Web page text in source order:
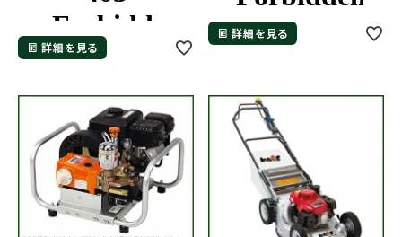
詳細を見る
詳細を見る